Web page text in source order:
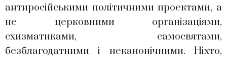
антиросійськими політичними проектами, а
не церковними організаціями,
схизматиками, самосвятами,
безблагодатними і неканонічними. Ніхто,